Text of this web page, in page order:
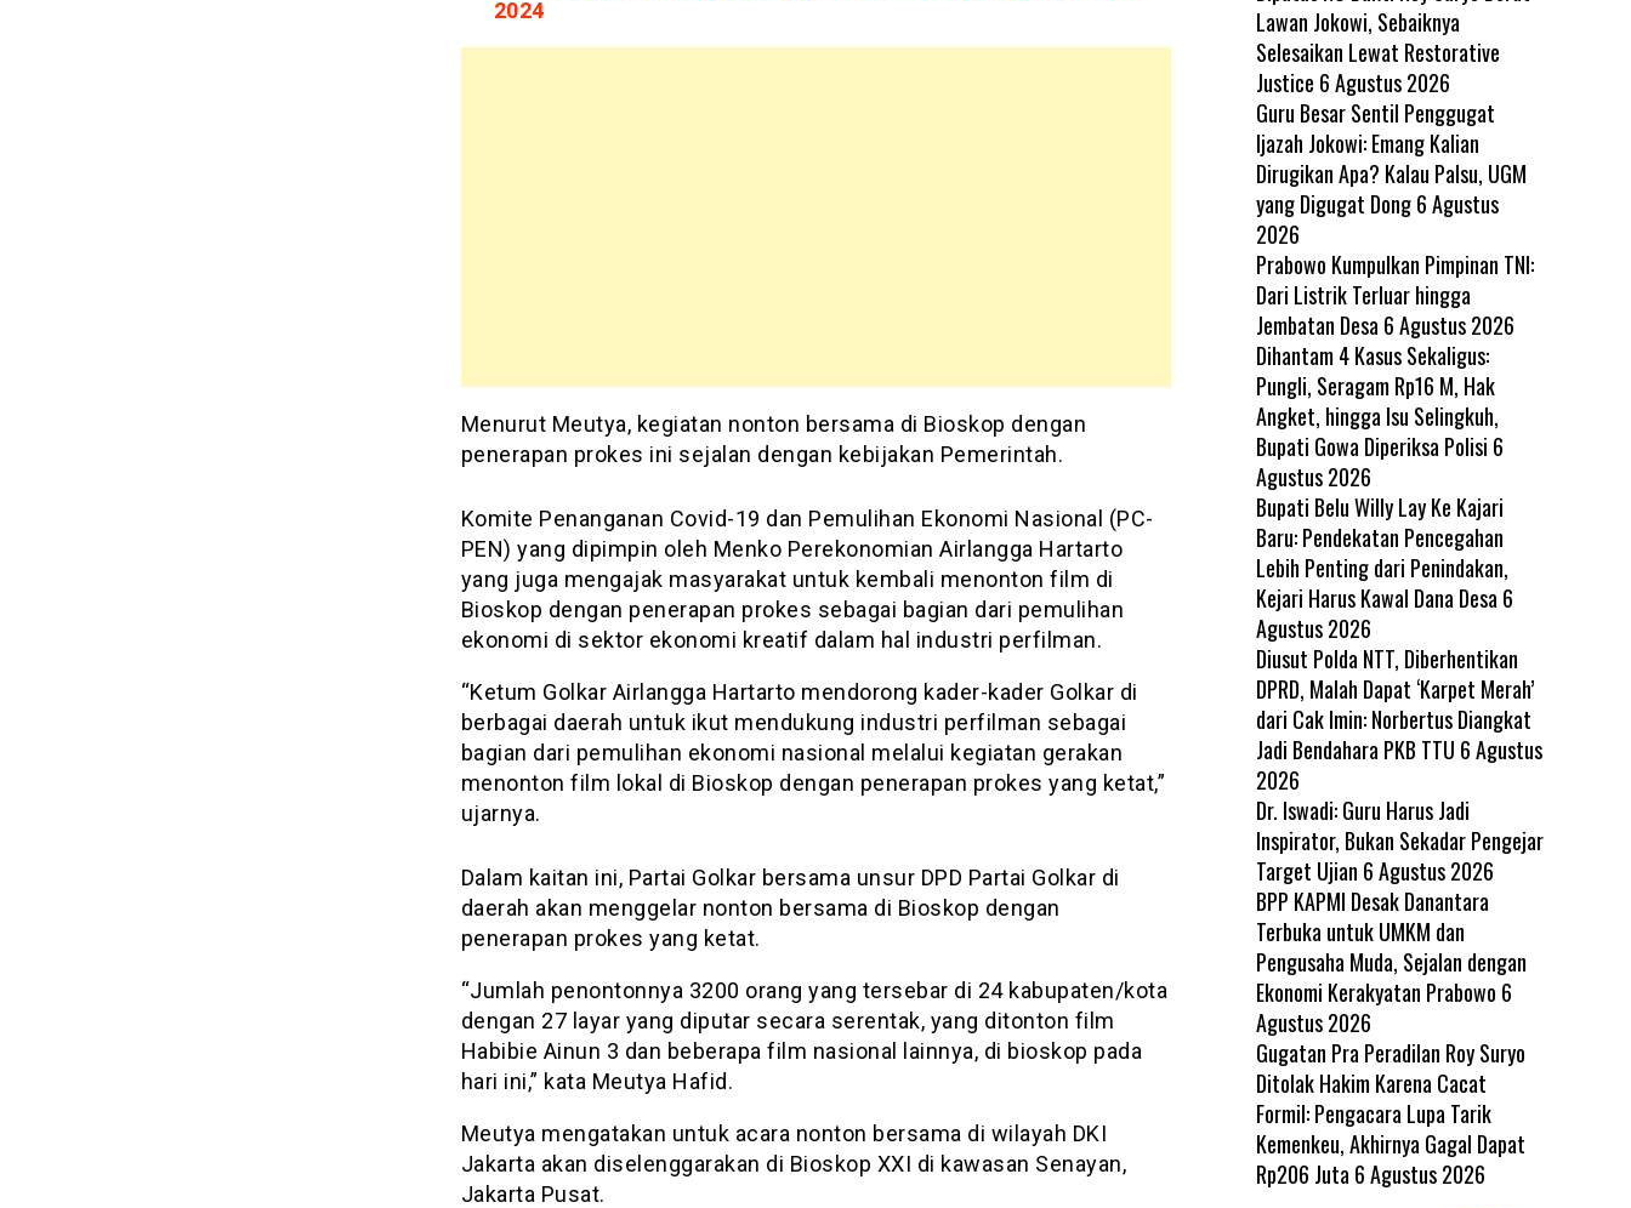
2024
Menurut Meutya, kegiatan nonton bersama di Bioskop dengan
penerapan prokes ini sejalan dengan kebijakan Pemerintah.
Komite Penanganan Covid-19 dan Pemulihan Ekonomi Nasional (PC-
PEN) yang dipimpin oleh Menko Perekonomian Airlangga Hartarto
yang juga mengajak masyarakat untuk kembali menonton film di
Bioskop dengan penerapan prokes sebagai bagian dari pemulihan
ekonomi di sektor ekonomi kreatif dalam hal industri perfilman.
“Ketum Golkar Airlangga Hartarto mendorong kader-kader Golkar di
berbagai daerah untuk ikut mendukung industri perfilman sebagai
bagian dari pemulihan ekonomi nasional melalui kegiatan gerakan
menonton film lokal di Bioskop dengan penerapan prokes yang ketat,”
ujarnya.
Dalam kaitan ini, Partai Golkar bersama unsur DPD Partai Golkar di
daerah akan menggelar nonton bersama di Bioskop dengan
penerapan prokes yang ketat.
“Jumlah penontonnya 3200 orang yang tersebar di 24 kabupaten/kota
dengan 27 layar yang diputar secara serentak, yang ditonton film
Habibie Ainun 3 dan beberapa film nasional lainnya, di bioskop pada
hari ini,” kata Meutya Hafid.
Meutya mengatakan untuk acara nonton bersama di wilayah DKI
Jakarta akan diselenggarakan di Bioskop XXI di kawasan Senayan,
Jakarta Pusat.
Lawan Jokowi, Sebaiknya
Selesaikan Lewat Restorative
Justice 6 Agustus 2026
Guru Besar Sentil Penggugat
Ijazah Jokowi: Emang Kalian
Dirugikan Apa? Kalau Palsu, UGM
yang Digugat Dong 6 Agustus
2026
Prabowo Kumpulkan Pimpinan TNI:
Dari Listrik Terluar hingga
Jembatan Desa 6 Agustus 2026
Dihantam 4 Kasus Sekaligus:
Pungli, Seragam Rp16 M, Hak
Angket, hingga Isu Selingkuh,
Bupati Gowa Diperiksa Polisi 6
Agustus 2026
Bupati Belu Willy Lay Ke Kajari
Baru: Pendekatan Pencegahan
Lebih Penting dari Penindakan,
Kejari Harus Kawal Dana Desa 6
Agustus 2026
Diusut Polda NTT, Diberhentikan
DPRD, Malah Dapat ‘Karpet Merah’
dari Cak Imin: Norbertus Diangkat
Jadi Bendahara PKB TTU 6 Agustus
2026
Dr. Iswadi: Guru Harus Jadi
Inspirator, Bukan Sekadar Pengejar
Target Ujian 6 Agustus 2026
BPP KAPMI Desak Danantara
Terbuka untuk UMKM dan
Pengusaha Muda, Sejalan dengan
Ekonomi Kerakyatan Prabowo 6
Agustus 2026
Gugatan Pra Peradilan Roy Suryo
Ditolak Hakim Karena Cacat
Formil: Pengacara Lupa Tarik
Kemenkeu, Akhirnya Gagal Dapat
Rp206 Juta 6 Agustus 2026